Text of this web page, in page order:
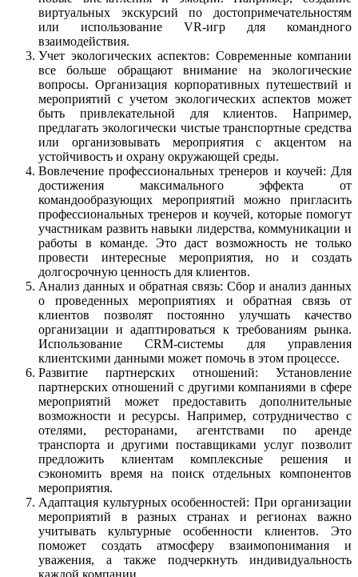
виртуальных экскурсий по достопримечательностям
или использование VR-игр для командного
взаимодействия.
Учет экологических аспектов: Современные компании
все больше обращают внимание на экологические
вопросы. Организация корпоративных путешествий и
мероприятий с учетом экологических аспектов может
быть привлекательной для клиентов. Например,
предлагать экологически чистые транспортные средства
или организовывать мероприятия с акцентом на
устойчивость и охрану окружающей среды.
Вовлечение профессиональных тренеров и коучей: Для
достижения максимального эффекта от
командообразующих мероприятий можно пригласить
профессиональных тренеров и коучей, которые помогут
участникам развить навыки лидерства, коммуникации и
работы в команде. Это даст возможность не только
провести интересные мероприятия, но и создать
долгосрочную ценность для клиентов.
Анализ данных и обратная связь: Сбор и анализ данных
о проведенных мероприятиях и обратная связь от
клиентов позволят постоянно улучшать качество
организации и адаптироваться к требованиям рынка.
Использование CRM-системы для управления
клиентскими данными может помочь в этом процессе.
Развитие партнерских отношений: Установление
партнерских отношений с другими компаниями в сфере
мероприятий может предоставить дополнительные
возможности и ресурсы. Например, сотрудничество с
отелями, ресторанами, агентствами по аренде
транспорта и другими поставщиками услуг позволит
предложить клиентам комплексные решения и
сэкономить время на поиск отдельных компонентов
мероприятия.
Адаптация культурных особенностей: При организации
мероприятий в разных странах и регионах важно
учитывать культурные особенности клиентов. Это
поможет создать атмосферу взаимопонимания и
уважения, а также подчеркнуть индивидуальность
каждой компании.